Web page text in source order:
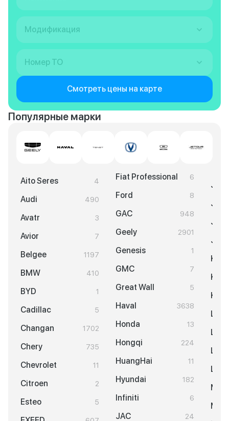
Модификация
Номер ТО
Смотреть цены на карте
Популярные марки
Aito Seres 4
Audi 490
Avatr 3
Avior 7
Belgee 1197
BMW 410
BYD 1
Cadillac 5
Changan 1702
Chery 735
Chevrolet 11
Citroen 2
Esteo 5
Fiat Professional 6
Ford 8
GAC 948
Geely 2901
Genesis 1
GMC 7
Great Wall 5
Haval 3638
Honda 13
Hongqi 224
HuangHai 11
Hyundai 182
Infiniti 6
JAC 24
Jeep
KGM
KIA